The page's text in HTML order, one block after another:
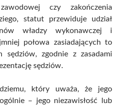
czy zakończenia
statut przewiduje udział
władzy wykonawczej i
połowa zasiadających to
sędziów, zgodnie z zasadami
sędziów.
który uważa, że jego
– jego niezawisłość lub